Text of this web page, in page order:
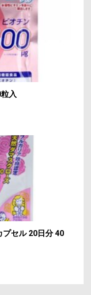
入
プセル 20日分 40